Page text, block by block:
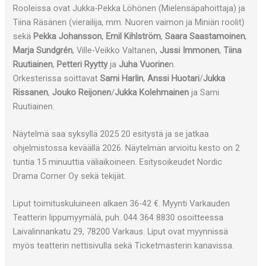
Rooleissa ovat Jukka‑Pekka Löhönen (Mielensäpahoittaja) ja
Tiina Räsänen (vierailija, mm. Nuoren vaimon ja Miniän roolit)
sekä Pekka Johansson, Emil Kihlström,Saara Saastamoinen,
Marja Sundgrén, Ville‑Veikko Valtanen, Jussi Immonen,Tiina
Ruutiainen, Petteri Ryyttyja Juha Vuorinen.
Orkesterissa soittavatSami Harlin,Anssi Huotari/Jukka
Rissanen, Jouko Reijonen/Jukka Kolehmainen ja Sami
Ruutiainen.
Näytelmä saa syksyllä 2025 20 esitystä ja se jatkaa
ohjelmistossa keväällä 2026. Näytelmän arvioitu kesto on 2
tuntia 15 minuuttia väliaikoineen. Esitysoikeudet Nordic
Drama Corner Oy sekä tekijät.
Liput toimituskuluineen alkaen 36-42 €. Myynti Varkauden
Teatterin lippumyymälä, puh. 044 364 8830 osoitteessa
Laivalinnankatu 29, 78200 Varkaus. Liput ovat myynnissä
myös teatterin nettisivulla sekä Ticketmasterin kanavissa.